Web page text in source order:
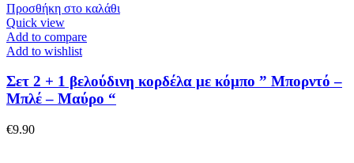
Προσθήκη στο καλάθι
Quick view
Add to compare
Add to wishlist
Σετ 2 + 1 βελούδινη κορδέλα με κόμπο ” Μπορντό –
Μπλέ – Μαύρο “
€9.90